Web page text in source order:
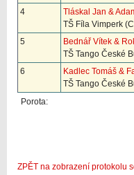
4
Tláskal Jan &
TŠ Fíla Vimperk
5
Bednář Vítek &
TŠ Tango České
6
Kadlec Tomáš &
TŠ Tango České
Porota:
ZPĚT na zobrazení protokolu